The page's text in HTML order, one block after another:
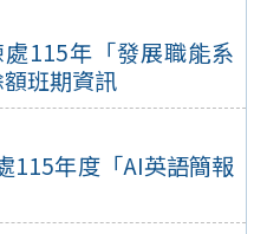
115年「發展職能系
班期資訊
115年度「AI英語簡報